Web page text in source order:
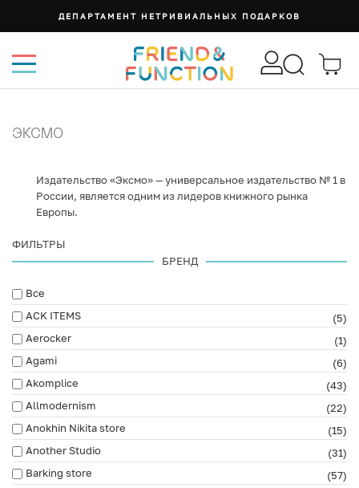
СУМКА ИЗИ
ЭКСМО
Издательство «Эксмо» — универсальное издательство № 1 в
России, является одним из лидеров книжного рынка
Европы.
ФИЛЬТРЫ
БРЕНД
Все
ACK ITEMS
(5)
Aerocker
(1)
Agami
(6)
Akomplice
(43)
Allmodernism
(22)
Anokhin Nikita store
(15)
Another Studio
(31)
Barking store
(57)